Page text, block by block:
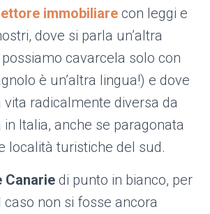
immobiliare con leggi e
dove si parla un’altra
cavarcela solo con
è un’altra lingua!) e dove
vita radicalmente diversa da
Italia, anche se paragonata
località turistiche del sud.
di punto in bianco, per
caso non si fosse ancora